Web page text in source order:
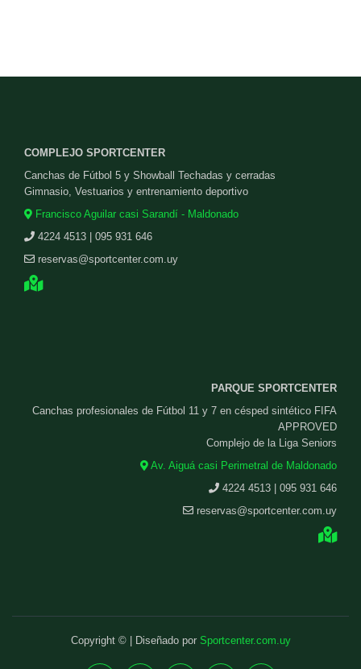
COMPLEJO SPORTCENTER
Canchas de Fútbol 5 y Showball Techadas y cerradas
Gimnasio, Vestuarios y entrenamiento deportivo
Francisco Aguilar casi Sarandí - Maldonado
4224 4513 | 095 931 646
reservas@sportcenter.com.uy
PARQUE SPORTCENTER
Canchas profesionales de Fútbol 11 y 7 en césped sintético FIFA
APPROVED
Complejo de la Liga Seniors
Av. Aiguá casi Perimetral de Maldonado
4224 4513 | 095 931 646
reservas@sportcenter.com.uy
Copyright © | Diseñado por Sportcenter.com.uy